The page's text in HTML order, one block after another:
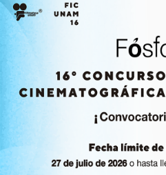
están peladas como piel